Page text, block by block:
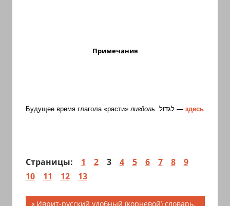
Примечания
Будущее время глагола «расти» лигдоль לגדול— здесь
Страницы: 1 2 3 4 5 6 7 8
9
10
11 12 13
Предыдущая
Иврит-русский удобный (корневой) словарь.